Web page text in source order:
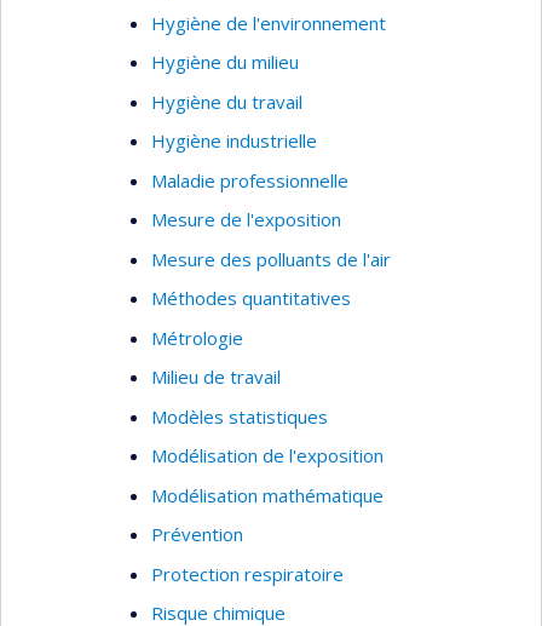
Hygiène de l'environnement
Hygiène du milieu
Hygiène du travail
Hygiène industrielle
Maladie professionnelle
Mesure de l'exposition
Mesure des polluants de l'air
Méthodes quantitatives
Métrologie
Milieu de travail
Modèles statistiques
Modélisation de l'exposition
Modélisation mathématique
Prévention
Protection respiratoire
Risque chimique